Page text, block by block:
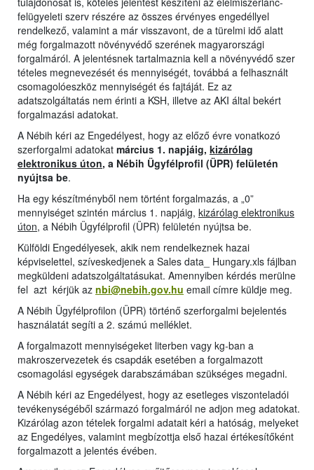
felügyeleti szerv részére az összes érvényes engedéllyel
rendelkező, valamint a már visszavont, de a türelmi idő alatt
még forgalmazott növényvédő szerének magyarországi
forgalmáról. A jelentésnek tartalmaznia kell a növényvédő szer
tételes megnevezését és mennyiségét, továbbá a felhasznált
csomagolóeszköz mennyiségét és fajtáját. Ez az
adatszolgáltatás nem érinti a KSH, illetve az AKI által bekért
forgalmazási adatokat.
A Nébih kéri az Engedélyest, hogy az előző évre vonatkozó
szerforgalmi adatokat március 1. napjáig, kizárólag
elektronikus úton, a Nébih Ügyfélprofil (ÜPR) felületén
nyújtsa be.
Ha egy készítményből nem történt forgalmazás, a „0”
mennyiséget szintén március 1. napjáig, kizárólag elektronikus
úton, a Nébih Ügyfélprofil (ÜPR) felületén nyújtsa be.
Külföldi Engedélyesek, akik nem rendelkeznek hazai
képviselettel, szíveskedjenek a Sales data_ Hungary.xls fájlban
megküldeni adatszolgáltatásukat. Amennyiben kérdés merülne
fel azt kérjük az nbi@nebih.gov.hu email címre küldje meg.
A Nébih Ügyfélprofilon (ÜPR) történő szerforgalmi bejelentés
használatát segíti a 2. számú melléklet.
A forgalmazott mennyiségeket literben vagy kg-ban a
makroszervezetek és csapdák esetében a forgalmazott
csomagolási egységek darabszámában szükséges megadni.
A Nébih kéri az Engedélyest, hogy az esetleges viszonteladói
tevékenységéből származó forgalmáról ne adjon meg adatokat.
Kizárólag azon tételek forgalmi adatait kéri a hatóság, melyeket
az Engedélyes, valamint megbízottja első hazai értékesítőként
forgalmazott a jelentés évében.